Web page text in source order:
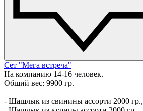
Сет "Мега встреча"
На компанию 14-16 человек.
Общий вес: 9900 гр.
- Шашлык из свинины ассорти 2000 гр.,